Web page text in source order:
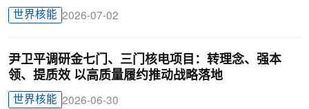
世界核能 2026-07-02
尹卫平调研金七门、三门核电项目：转理念、强本
领、提质效 以高质量履约推动战略落地
世界核能 2026-06-30